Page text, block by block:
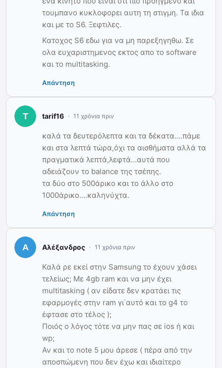
τουμπανο κυκλοφορει αυτη τη στιγμη. Τα ιδια
και με το S6. Ξεφτιλες.
Κατοχος S6 εδω για να μη παρεξηγηθω. Σε
ολα ευχαριστημενος εκτος απο το software
και το multitasking.
Απάντηση
tarif16 11 χρόνια πριν
καλά τα δευτερόλεπτα και τα δέκατα….πάμε
και στα λεπτά τώρα,όχι τα αισθήματα αλλά τα
πραγματικά λεπτά,λεφτά…αυτά που
αδειάζουν το balance της τσέπης.
τα δύο στο 500άρικο και το άλλο στο
1000άρικο….καληνύχτα.
Απάντηση
Αλέξανδρος 11 χρόνια πριν
Καλά ρε εκεί στην Samsung το έχουν χάσει
τελείως; Με 4gb ram και να μην έχει
multitasking ( αν είδατε δεν κρατάει τις
εφαρμογές στην ram γι΄αυτό και το g4 το
έφτασε στο τέλος );
Ποιός ο λόγος τότε να μην πας σε ios ή και
wp;
Αν και το note 5 μου άρεσε ( πέρα από την
αποσπώμενη που δεν έχω και ιδιαίτερο